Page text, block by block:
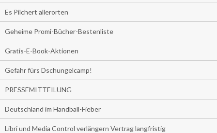
Es Pilchert allerorten
Geheime Promi-Bücher-Bestenliste
Gratis-E-Book-Aktionen
Gefahr fürs Dschungelcamp!
PRESSEMITTEILUNG
Deutschland im Handball-Fieber
Libri und Media Control verlängern Vertrag langfristig